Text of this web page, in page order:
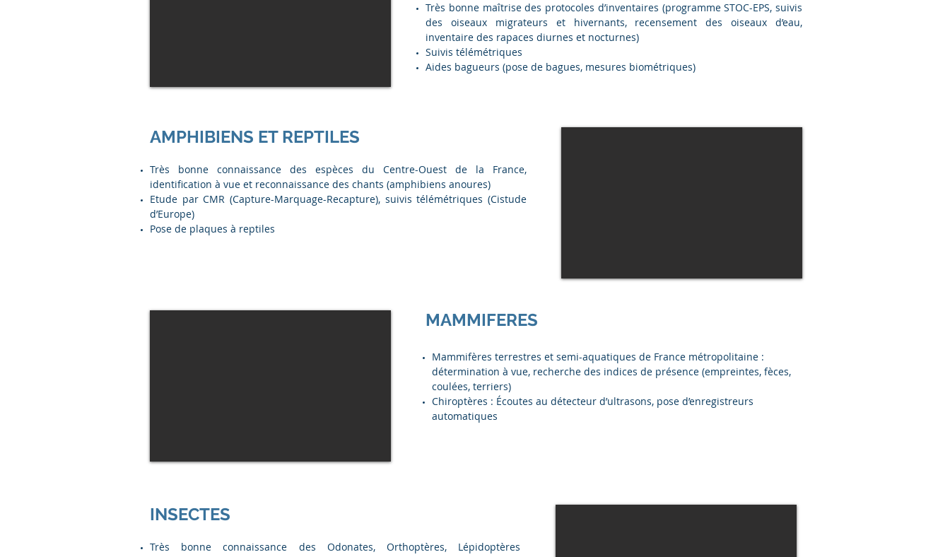
Très bonne maîtrise des protocoles d’inventaires (programme STOC-EPS, suivis
des oiseaux migrateurs et hivernants, recensement des oiseaux d’eau,
inventaire des rapaces diurnes et nocturnes)
Suivis télémétriques
Aides bagueurs (pose de bagues, mesures biométriques)
AMPHIBIENS ET REPTILES
Très bonne connaissance des espèces du Centre-Ouest de la France,
identification à vue et reconnaissance des chants (amphibiens anoures)
Etude par CMR (Capture-Marquage-Recapture), suivis télémétriques (Cistude
d’Europe)
Pose de plaques à reptiles
MAMMIFERES
Mammifères terrestres et semi-aquatiques de France métropolitaine :
détermination à vue, recherche des indices de présence (empreintes, fèces,
coulées, terriers)
Chiroptères : Écoutes au détecteur d’ultrasons, pose d’enregistreurs
automatiques
INSECTES
Très bonne connaissance des Odonates, Orthoptères, Lépidoptères